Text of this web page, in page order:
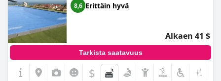
8,6 Erittäin hyvä
Alkaen 41 $
Tarkista saatavuus
$